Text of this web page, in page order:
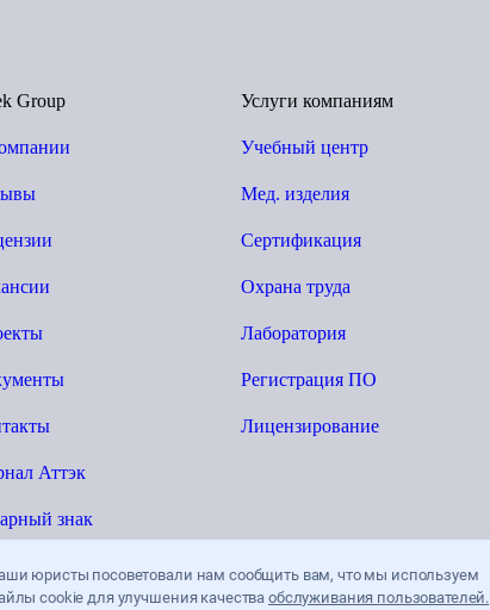
юристы посоветовали нам сообщить вам, что мы используем
cookie для улучшения качестваобслуживания пользователей.
Group
Аттэк
знак
Услуги компаниям
Учебный центр
Мед. изделия
Сертификация
Охрана труда
Лаборатория
Регистрация ПО
Лицензирование